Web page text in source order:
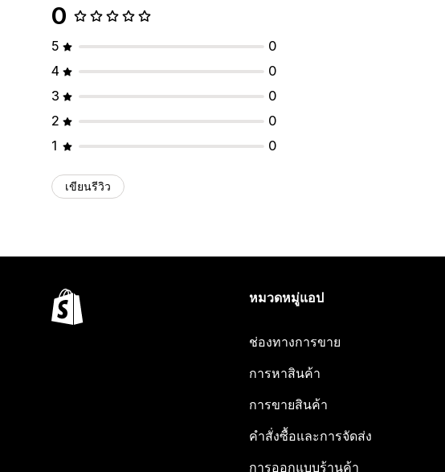
0
5
0
4
0
3
0
2
0
1
0
เขียนรีวิว
หมวดหมู่แอป
ช่องทางการขาย
การหาสินค้า
การขายสินค้า
คำสั่งซื้อและการจัดส่ง
การออกแบบร้านค้า